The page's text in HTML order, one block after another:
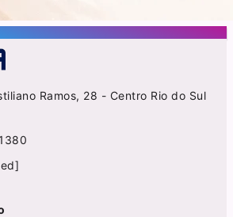
Ramos, 28 - Centro Rio do Sul